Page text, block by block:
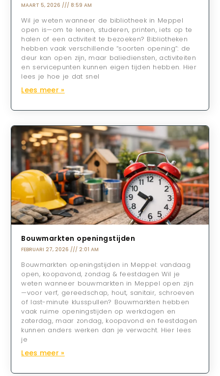
MAART 5, 2026 8:59 AM
Wil je weten wanneer de bibliotheek in Meppel
open is—om te lenen, studeren, printen, iets op te
halen of een activiteit te bezoeken? Bibliotheken
hebben vaak verschillende “soorten opening”: de
deur kan open zijn, maar baliediensten, activiteiten
en servicepunten kunnen eigen tijden hebben. Hier
lees je hoe je dat snel
Lees meer »
Bouwmarkten openingstijden
FEBRUARI 27, 2026 2:01 AM
Bouwmarkten openingstijden in Meppel: vandaag
open, koopavond, zondag & feestdagen Wil je
weten wanneer bouwmarkten in Meppel open zijn
—voor verf, gereedschap, hout, sanitair, schroeven
of last-minute klusspullen? Bouwmarkten hebben
vaak ruime openingstijden op werkdagen en
zaterdag, maar zondag, koopavond en feestdagen
kunnen anders werken dan je verwacht. Hier lees
je
Lees meer »